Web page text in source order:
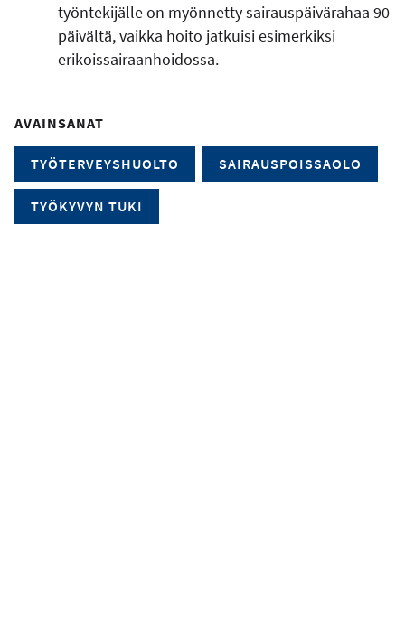
työntekijälle on myönnetty sairauspäivärahaa 90
päivältä, vaikka hoito jatkuisi esimerkiksi
erikoissairaanhoidossa.
AVAINSANAT
TYÖTERVEYSHUOLTO SAIRAUSPOISSAOLO
TYÖKYVYN TUKI